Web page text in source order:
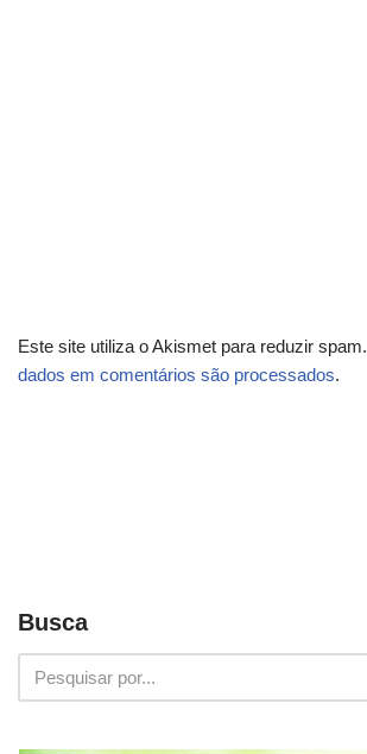
Este site utiliza o Akismet para reduzir spam.
dados em comentários são processados.
Busca